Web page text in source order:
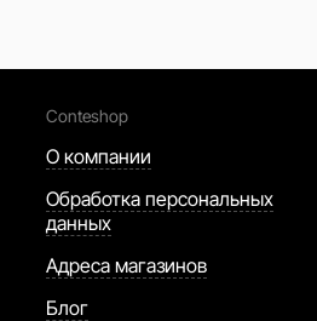
Conteshop
О компании
Обработка персональных
данных
Адреса магазинов
Блог